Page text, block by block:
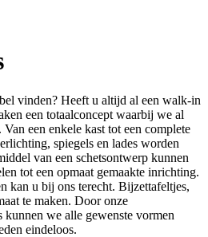
vinden? Heeft u altijd al een walk-in
een totaalconcept waarbij we al
een enkele kast tot een complete
spiegels en lades worden
van een schetsontwerp kunnen
tot een opmaat gemaakte inrichting.
kan u bij ons terecht. Bijzettafeltjes,
te maken. Door onze
kunnen we alle gewenste vormen
eindeloos.